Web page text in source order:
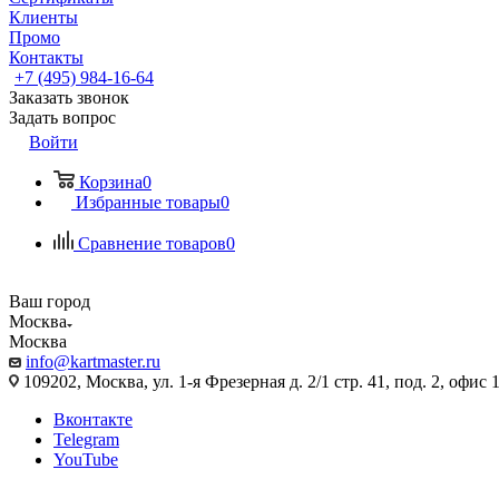
Клиенты
Промо
Контакты
+7 (495) 984-16-64
Заказать звонок
Задать вопрос
Войти
Корзина0
Избранные товары0
Сравнение товаров0
Ваш город
Москва
Москва
info@kartmaster.ru
109202, Москва, ул. 1-я Фрезерная д. 2/1 стр. 41, под. 2, офис
Вконтакте
Telegram
YouTube